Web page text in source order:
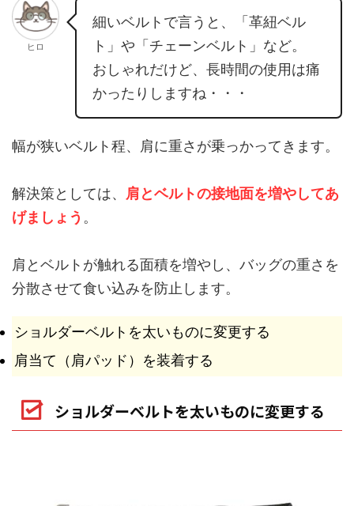
ヒロ
細いベルトで言うと、「革紐ベル
ト」や「チェーンベルト」など。
おしゃれだけど、長時間の使用は痛
かったりしますね・・・
幅が狭いベルト程、肩に重さが乗っかってきます。
解決策としては、 肩とベルトの接地面を増やしてあ
げましょう 。
肩とベルトが触れる面積を増やし、バッグの重さを
分散させて食い込みを防止します。
ショルダーベルトを太いものに変更する
肩当て（肩パッド）を装着する
ショルダーベルトを太いものに変更する